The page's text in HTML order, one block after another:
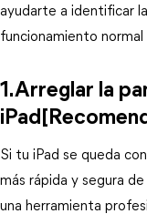
ayudarte a identificar
funcionamiento
1.Arreglar la
Si tu iPad se queda
más rápida y segura
una herramienta